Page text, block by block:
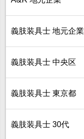
義肢装具士 地元企業
義肢装具士 中央区
義肢装具士 東京都
義肢装具士 30代